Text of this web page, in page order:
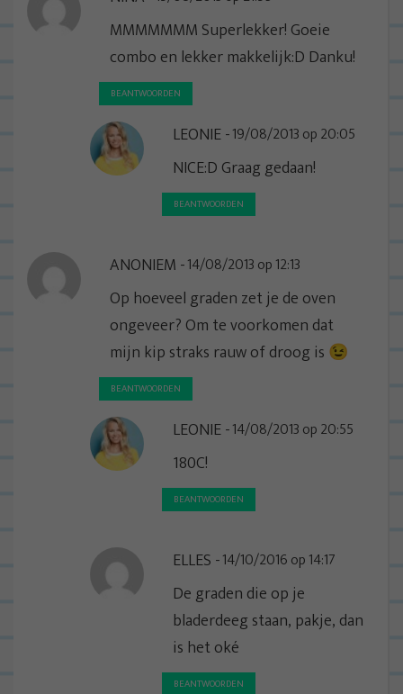
MMMMMMM Superlekker! Goeie
combo en lekker makkelijk:D Danku!
BEANTWOORDEN
LEONIE 19/08/2013 op 20:05
NICE:D Graag gedaan!
BEANTWOORDEN
ANONIEM 14/08/2013 op 12:13
Op hoeveel graden zet je de oven
ongeveer? Om te voorkomen dat
mijn kip straks rauw of droog is 😉
BEANTWOORDEN
LEONIE 14/08/2013 op 20:55
180C!
BEANTWOORDEN
ELLES 14/10/2016 op 14:17
De graden die op je
bladerdeeg staan, pakje, dan
is het oké
BEANTWOORDEN